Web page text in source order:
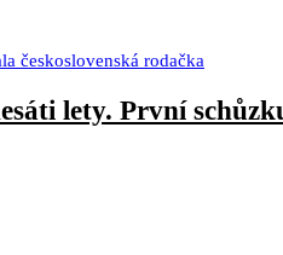
lety. První